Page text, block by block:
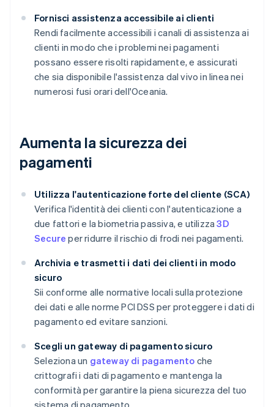
Fornisci assistenza accessibile ai clienti
Rendi facilmente accessibili i canali di assistenza ai
clienti in modo che i problemi nei pagamenti
possano essere risolti rapidamente, e assicurati
che sia disponibile l'assistenza dal vivo in linea nei
numerosi fusi orari dell'Oceania.
Aumenta la sicurezza dei
pagamenti
Utilizza l'autenticazione forte del cliente (SCA)
Verifica l'identità dei clienti con l'autenticazione a
due fattori e la biometria passiva, e utilizza3D
Secure per ridurre il rischio di frodi nei pagamenti.
Archivia e trasmetti i dati dei clienti in modo
sicuro
Sii conforme alle normative locali sulla protezione
dei dati e alle norme PCI DSS per proteggere i dati di
pagamento ed evitare sanzioni.
Scegli un gateway di pagamento sicuro
Seleziona un gateway di pagamento che
crittografi i dati di pagamento e mantenga la
conformità per garantire la piena sicurezza del tuo